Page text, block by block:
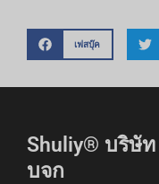
เฟสบุ๊ค
Shuliy® บริษั
บจก